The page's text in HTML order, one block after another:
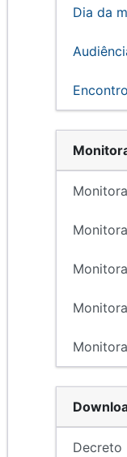
Dia da
Decreto